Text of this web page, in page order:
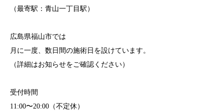
（最寄駅：青山一丁目駅）
広島県福山市では
月に一度、数日間の施術日を設けています。
（詳細はお知らせをご確認ください）
受付時間
11:00〜20:00（不定休）